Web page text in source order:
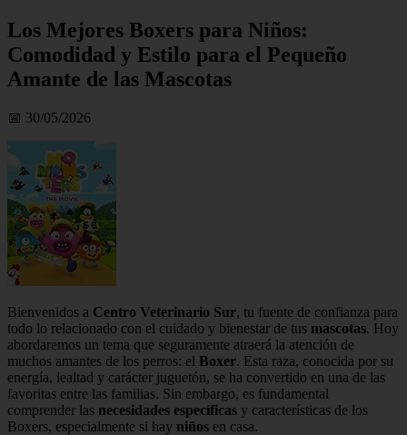
Los Mejores Boxers para Niños:
Comodidad y Estilo para el Pequeño
Amante de las Mascotas
📅 30/05/2026
Bienvenidos a Centro Veterinario Sur, tu fuente de confianza para
todo lo relacionado con el cuidado y bienestar de tus mascotas. Hoy
abordaremos un tema que seguramente atraerá la atención de
muchos amantes de los perros: el Boxer. Esta raza, conocida por su
energía, lealtad y carácter juguetón, se ha convertido en una de las
favoritas entre las familias. Sin embargo, es fundamental
comprender las necesidades específicas y características de los
Boxers, especialmente si hay niños en casa.